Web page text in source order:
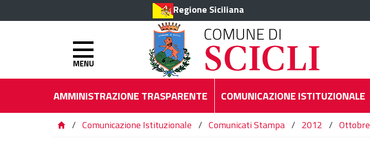
Regione Siciliana
MENU
AMMINISTRAZIONE TRASPARENTE COMUNICAZIONE ISTITUZIONALE
/ Comunicazione Istituzionale / Comunicati Stampa / 2012 / Ottobre